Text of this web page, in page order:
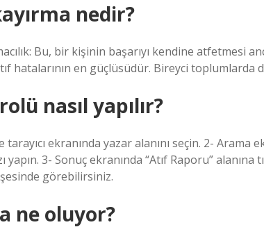
nedir?
Bu, bir kişinin başarıyı kendine atfetmesi
hatalarının en güçlüsüdür. Bireyci toplumlarda
nasıl yapılır?
tarayıcı ekranında yazar alanını seçin. 2- Arama
yapın. 3- Sonuç ekranında “Atıf Raporu”
görebilirsiniz.
ne oluyor?